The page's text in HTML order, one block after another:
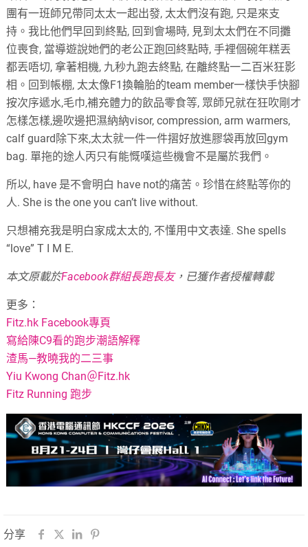
團有一班師兄帶同太太一起出發, 太太們沒有跑, 只是來支
持。我比他們早回到終點, 回到會場時, 見到太太們在不同攤
位喪食, 當導遊說她們的老公正跑回終點時, 手裡個碗年糕丟
都丟唔切, 拿著相機, 九秒九跑去終點, 在離終點一二百米狂影
相。回到帳棚, 太太像F1換輪胎的team member一樣快手快腳
按次序遞水,毛巾,補充體力的飲品零食等, 眾師兄就在狂吹剛才
怎樣怎樣,邊吹邊把濕納納visor, compression, arm warmers,
calf guard除下來,太太就一件一件摺好放進膠袋再放回gym
bag. 單拖的途人丙只有能慨嘆這些機會不是屬於我們。
所以, have 是不會明白 have not的痛苦。珍惜在終點等你的
人. She is the one you can’t live without.
只想補充我是明白家成太太的, 不懂用中文表達. She spells
“love” T I M E.
本文原載於Facebook群組長跑長友，已獲作者授權轉載
更多：
Fitz.hk Facebook專頁
寫給陳C9看的跑步潮語解釋
渣馬—教曉我的二三事
Yiu Kwong Chan＠Fitz.hk
Fitz Running 跑步
分享